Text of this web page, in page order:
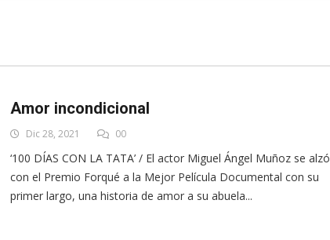
Amor incondicional
Dic 28, 2021 00
‘100 DÍAS CON LA TATA’ / El actor Miguel Ángel Muñoz se alzó
con el Premio Forqué a la Mejor Película Documental con su
primer largo, una historia de amor a su abuela...